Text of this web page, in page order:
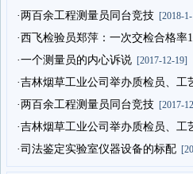
·两百余工程测量员同台竞技 [2018-
·西飞检验员郑萍：一次交检合格率
·一个测量员的内心诉说 [2017-12-19]
·吉林烟草工业公司举办质检员、工
·两百余工程测量员同台竞技 [2017-
·吉林烟草工业公司举办质检员、工
·司法鉴定实验室仪器设备的标配